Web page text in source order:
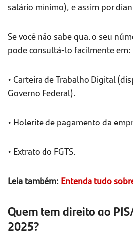
salário mínimo), e assim por
Se você não sabe qual o seu
pode consultá-lo facilmente em:
• Carteira de Trabalho Digital
Governo Federal).
• Holerite de pagamento da
• Extrato do FGTS.
Leia também: Entenda tudo
Quem tem direito ao
2025?